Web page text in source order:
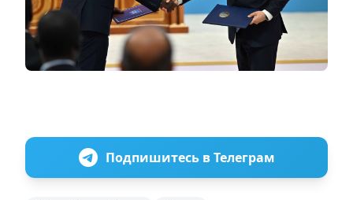
Подпишитесь в Телеграм